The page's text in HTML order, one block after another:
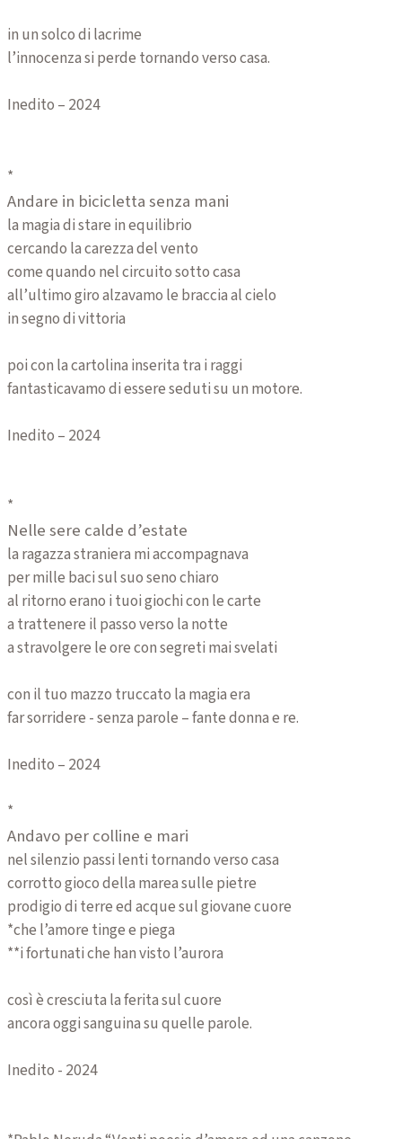
in un solco di lacrime
l’innocenza si perde tornando verso casa.
Inedito – 2024
*
Andare in bicicletta senza mani
la magia di stare in equilibrio
cercando la carezza del vento
come quando nel circuito sotto casa
all’ultimo giro alzavamo le braccia al cielo
in segno di vittoria
poi con la cartolina inserita tra i raggi
fantasticavamo di essere seduti su un motore.
Inedito – 2024
*
Nelle sere calde d’estate
la ragazza straniera mi accompagnava
per mille baci sul suo seno chiaro
al ritorno erano i tuoi giochi con le carte
a trattenere il passo verso la notte
a stravolgere le ore con segreti mai svelati
con il tuo mazzo truccato la magia era
far sorridere - senza parole – fante donna e re.
Inedito – 2024
*
Andavo per colline e mari
nel silenzio passi lenti tornando verso casa
corrotto gioco della marea sulle pietre
prodigio di terre ed acque sul giovane cuore
*che l’amore tinge e piega
**i fortunati che han visto l’aurora
così è cresciuta la ferita sul cuore
ancora oggi sanguina su quelle parole.
Inedito - 2024